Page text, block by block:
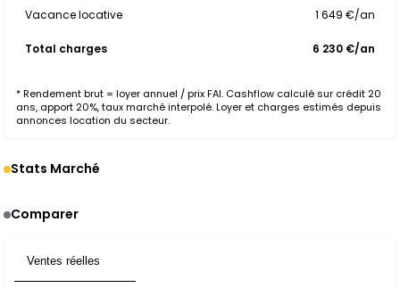
Vacance locative 1 649 €/an
Total charges 6 230 €/an
* Rendement brut = loyer annuel / prix FAI. Cashflow calculé sur crédit 20
ans, apport 20%, taux marché interpolé. Loyer et charges estimés depuis
annonces location du secteur.
Stats Marché
Comparer
Ventes réelles